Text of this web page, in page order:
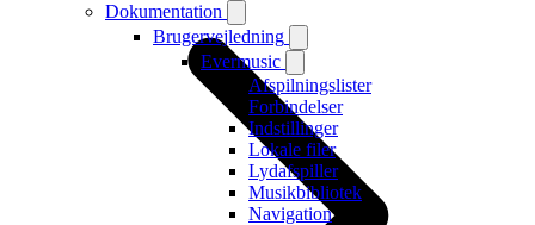
Dokumentation
Brugervejledning
Evermusic
Afspilningslister
Forbindelser
Indstillinger
Lokale filer
Lydafspiller
Musikbibliotek
Navigation